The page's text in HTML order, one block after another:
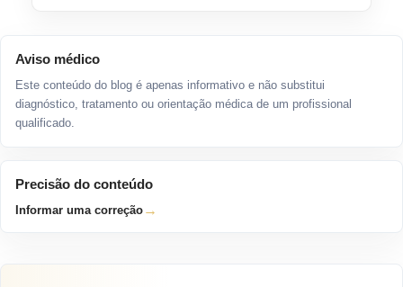
Aviso médico
Este conteúdo do blog é apenas informativo e não substitui
diagnóstico, tratamento ou orientação médica de um profissional
qualificado.
Precisão do conteúdo
Informar uma correção →